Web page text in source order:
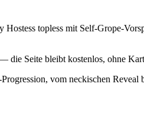
topless mit Self-Grope-
die Seite bleibt kostenlos, ohne
vom neckischen Reveal